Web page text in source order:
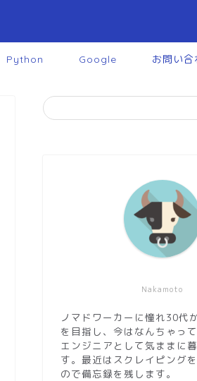
Python Google お問い合
Nakamoto
ノマドワーカーに憧れ30代
を目指し、今はなんちゃっ
エンジニアとして気ままに
す。最近はスクレイピング
ので備忘録を残します。